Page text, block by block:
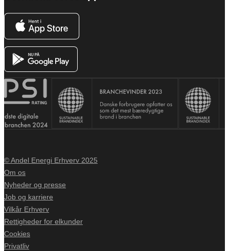
© Andel Energi Erhverv 2025
Om os
Nyheder og presse
Job og karriere
Vilkår Erhverv
Rettigheder for elkunder
Cookies
Privatliv